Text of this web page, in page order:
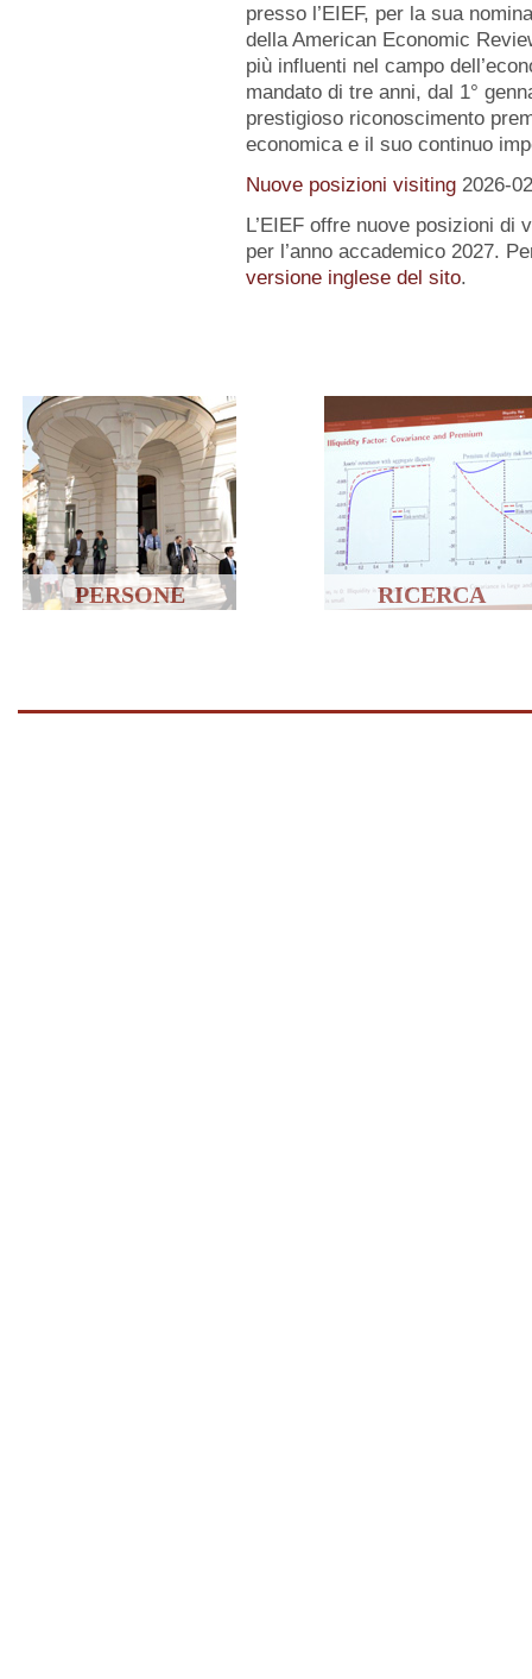
presso l’EIEF, per la sua
della American Economic
più influenti nel campo
mandato di tre anni, dal 1°
prestigioso riconoscimento
economica e il suo continuo
Nuove posizioni visiting 2026-
L’EIEF offre nuove posizioni
per l’anno accademico 2027.
versione inglese del sito.
PERSONE RICERCA